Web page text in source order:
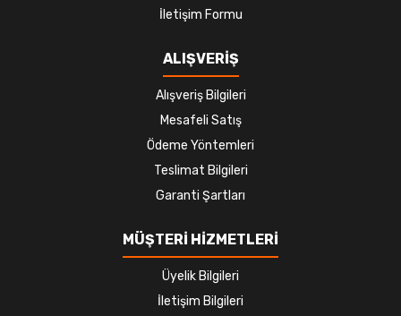
İletişim Formu
ALIŞVERİŞ
Alışveriş Bilgileri
Mesafeli Satış
Ödeme Yöntemleri
Teslimat Bilgileri
Garanti Şartları
MÜŞTERİ HİZMETLERİ
Üyelik Bilgileri
İletişim Bilgileri